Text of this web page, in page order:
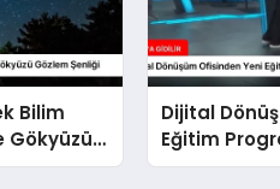
Bilim
Gökyüzü
Dijital
Eğitim